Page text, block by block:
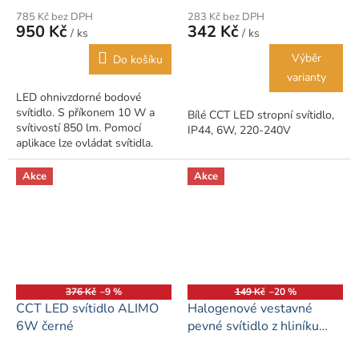
785 Kč bez DPH
950 Kč / ks
Do košíku
LED ohnivzdorné bodové
svítidlo. S příkonem 10 W a
svítivostí 850 lm. Pomocí
aplikace lze ovládat svítidla.
Účinná akustická instalace a
ochrana proti úniku vzduchu,...
283 Kč bez DPH
342 Kč / ks
Výběr
varianty
Bílé CCT LED stropní svítidlo,
IP44, 6W, 220-240V
Akce
376 Kč –9 %
CCT LED svítidlo ALIMO
6W černé
Akce
149 Kč –20 %
Halogenové vestavné
pevné svítidlo z hliníku